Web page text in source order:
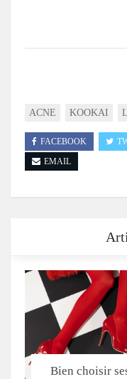
ACNE KOOKAI
FACEBOOK
EMAIL
Bien choisir